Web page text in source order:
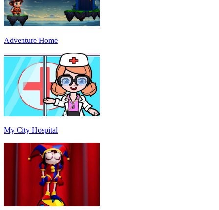
Adventure Home
My City Hospital